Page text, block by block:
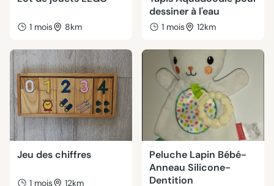
1 mois 8km
dessiner à l'eau
1 mois 12km
Jeu des chiffres
1 mois 12km
Peluche Lapin Bébé-
Anneau Silicone-
Dentition